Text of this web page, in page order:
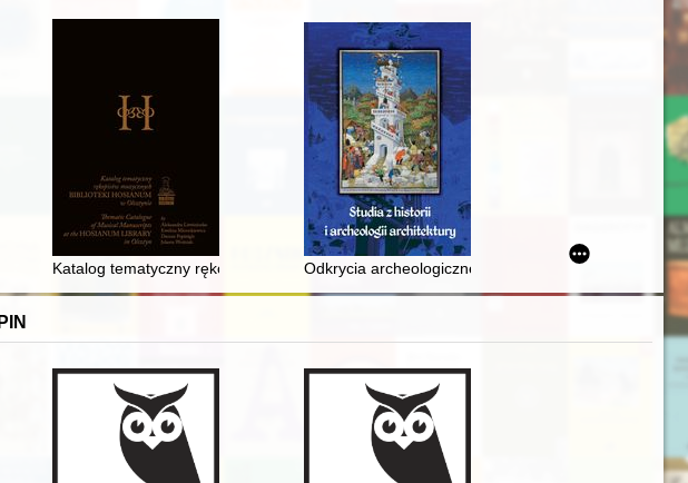
: 70 lat w służbie dla Polski morskiej
Katalog tematyczny rękopisów muzycznych Biblioteki Hosianum w Olsztynie = Thematic
Odkrycia archeologiczne podczas remontu